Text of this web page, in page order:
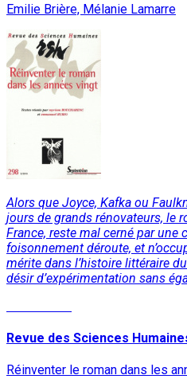
Emilie Brière, Mélanie Lamarre
Alors que Joyce, Kafka ou
jours de grands rénovateurs, le
France, reste mal cerné par une
foisonnement déroute, et
mérite dans l’histoire littéraire
désir d’expérimentation sans
Revue des Sciences
Réinventer le roman dans les